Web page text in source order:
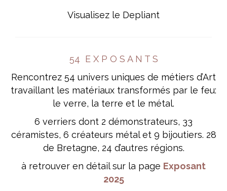
Visualisez le Depliant
54 E X P O S A N T S
Rencontrez 54 univers uniques de métiers d’Art
travaillant les matériaux transformés par le feu:
le verre, la terre et le métal.
6 verriers dont 2 démonstrateurs, 33
céramistes, 6 créateurs métal et 9 bijoutiers. 28
de Bretagne, 24 d’autres régions.
à retrouver en détail sur la page Exposant
2025